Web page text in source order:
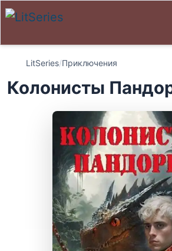
LitSeries/Приключения
Колонисты